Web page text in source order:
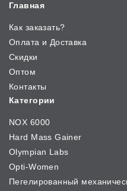
Главная
Как заказать?
Оплата и Доставка
Скидки
Оптом
Контакты
Категории
NOX 6000
Hard Mass Gainer
Olympian Labs
Opti-Women
Пегелированный